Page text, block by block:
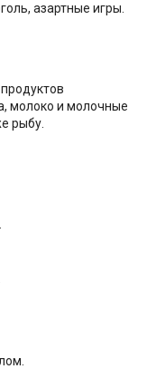
азартные игры.
молоко и молочные
рыбу.